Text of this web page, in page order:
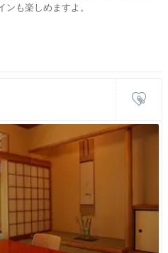
も楽しめますよ。